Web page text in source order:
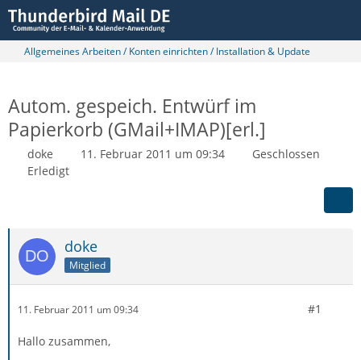
Allgemeines Arbeiten / Konten einrichten / Installation & Update
Autom. gespeich. Entwürf im
Papierkorb (GMail+IMAP)[erl.]
doke 11. Februar 2011 um 09:34
Geschlossen
Erledigt
doke
Mitglied
11. Februar 2011 um 09:34 #1
Hallo zusammen,